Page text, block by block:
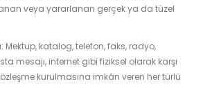
veya yararlanan gerçek ya da tüzel
Mektup, katalog, telefon, faks, radyo,
mesajı, internet gibi fiziksel olarak karşı
kurulmasına imkân veren her türlü